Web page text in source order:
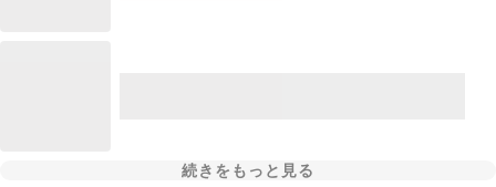
続きをもっと見る